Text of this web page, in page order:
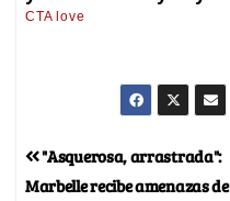
"Asquerosa, arrastrada":
Marbelle recibe amenazas de